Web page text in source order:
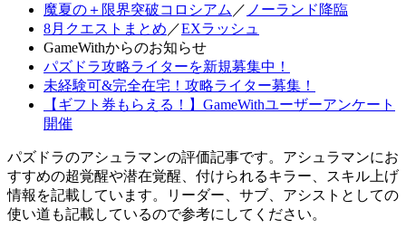
魔夏の＋限界突破コロシアム ／ ノーランド降臨
8月クエストまとめ ／EXラッシュ
GameWithからのお知らせ
パズドラ攻略ライターを新規募集中！
未経験可&完全在宅！攻略ライター募集！
【ギフト券もらえる！】GameWithユーザーアンケート
開催
パズドラのアシュラマンの評価記事です。アシュラマンにお
すすめの超覚醒や潜在覚醒、付けられるキラー、スキル上げ
情報を記載しています。リーダー、サブ、アシストとしての
使い道も記載しているので参考にしてください。